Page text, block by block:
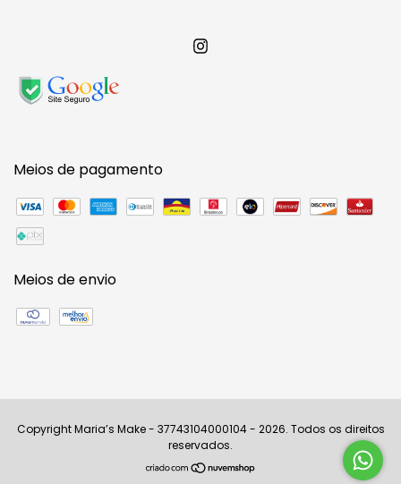
Meios de pagamento
Meios de envio
Copyright Maria’s Make - 37743104000104 - 2026. Todos os direitos
reservados.